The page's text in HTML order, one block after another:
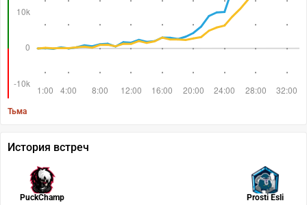
Тьма
История встреч
PuckChamp Prosti Esli